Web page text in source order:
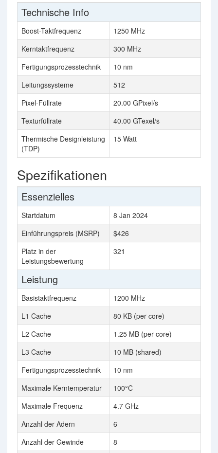
Technische Info
Boost-Taktfrequenz
1250 MHz
Kerntaktfrequenz
300 MHz
Fertigungsprozesstechnik
10 nm
Leitungssysteme
512
Pixel-Füllrate
20.00 GPixel/s
Texturfüllrate
40.00 GTexel/s
Thermische Designleistung
(TDP)
15 Watt
Spezifikationen
Essenzielles
Startdatum
8 Jan 2024
Einführungspreis (MSRP)
$426
Platz in der
Leistungsbewertung
321
Leistung
Basistaktfrequenz
1200 MHz
L1 Cache
80 KB (per core)
L2 Cache
1.25 MB (per core)
L3 Cache
10 MB (shared)
Fertigungsprozesstechnik
10 nm
Maximale Kerntemperatur
100°C
Maximale Frequenz
4.7 GHz
Anzahl der Adern
6
Anzahl der Gewinde
8